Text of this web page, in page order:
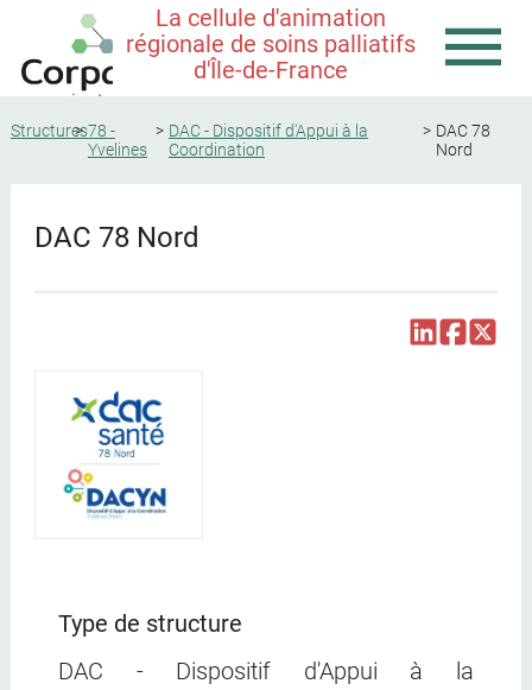
La cellule d'animation
régionale de soins palliatifs
d'Île-de-France
Structures78 -
Yvelines
DAC - Dispositif d'Appui à la
Coordination
DAC 78
Nord
DAC 78 Nord
Type de structure
DAC - Dispositif d'Appui à la